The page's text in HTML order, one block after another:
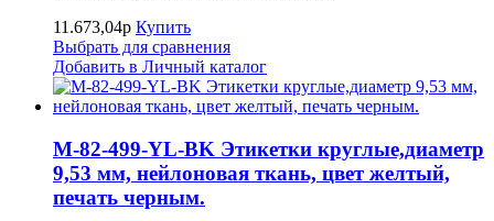
11.673,04р Купить
Выбрать для сравнения
Добавить в Личный каталог
M-82-499-YL-BK Этикетки круглые,диаметр
9,53 мм, нейлоновая ткань, цвет желтый,
печать черным.